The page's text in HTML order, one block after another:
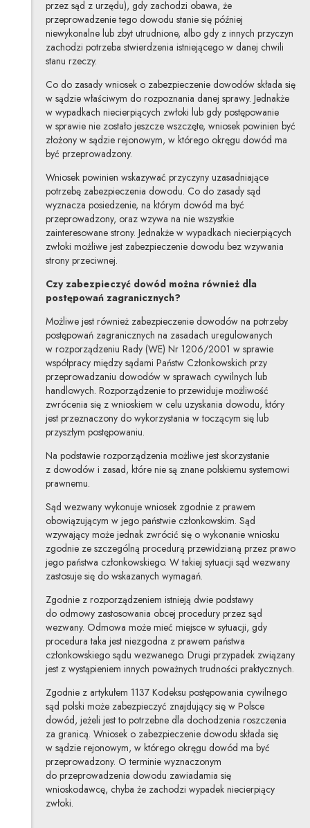
przez sąd z urzędu), gdy zachodzi obawa, że
przeprowadzenie tego dowodu stanie się później
niewykonalne lub zbyt utrudnione, albo gdy z innych przyczyn
zachodzi potrzeba stwierdzenia istniejącego w danej chwili
stanu rzeczy.
Co do zasady wniosek o zabezpieczenie dowodów składa się
w sądzie właściwym do rozpoznania danej sprawy. Jednakże
w wypadkach niecierpiących zwłoki lub gdy postępowanie
w sprawie nie zostało jeszcze wszczęte, wniosek powinien być
złożony w sądzie rejonowym, w którego okręgu dowód ma
być przeprowadzony.
Wniosek powinien wskazywać przyczyny uzasadniające
potrzebę zabezpieczenia dowodu. Co do zasady sąd
wyznacza posiedzenie, na którym dowód ma być
przeprowadzony, oraz wzywa na nie wszystkie
zainteresowane strony. Jednakże w wypadkach niecierpiących
zwłoki możliwe jest zabezpieczenie dowodu bez wzywania
strony przeciwnej.
Czy zabezpieczyć dowód można również dla
postępowań zagranicznych?
Możliwe jest również zabezpieczenie dowodów na potrzeby
postępowań zagranicznych na zasadach uregulowanych
w rozporządzeniu Rady (WE) Nr 1206/2001 w sprawie
współpracy między sądami Państw Członkowskich przy
przeprowadzaniu dowodów w sprawach cywilnych lub
handlowych. Rozporządzenie to przewiduje możliwość
zwrócenia się z wnioskiem w celu uzyskania dowodu, który
jest przeznaczony do wykorzystania w toczącym się lub
przyszłym postępowaniu.
Na podstawie rozporządzenia możliwe jest skorzystanie
z dowodów i zasad, które nie są znane polskiemu systemowi
prawnemu.
Sąd wezwany wykonuje wniosek zgodnie z prawem
obowiązującym w jego państwie członkowskim. Sąd
wzywający może jednak zwrócić się o wykonanie wniosku
zgodnie ze szczególną procedurą przewidzianą przez prawo
jego państwa członkowskiego. W takiej sytuacji sąd wezwany
zastosuje się do wskazanych wymagań.
Zgodnie z rozporządzeniem istnieją dwie podstawy
do odmowy zastosowania obcej procedury przez sąd
wezwany. Odmowa może mieć miejsce w sytuacji, gdy
procedura taka jest niezgodna z prawem państwa
członkowskiego sądu wezwanego. Drugi przypadek związany
jest z wystąpieniem innych poważnych trudności praktycznych.
Zgodnie z artykułem 1137 Kodeksu postępowania cywilnego
sąd polski może zabezpieczyć znajdujący się w Polsce
dowód, jeżeli jest to potrzebne dla dochodzenia roszczenia
za granicą. Wniosek o zabezpieczenie dowodu składa się
w sądzie rejonowym, w którego okręgu dowód ma być
przeprowadzony. O terminie wyznaczonym
do przeprowadzenia dowodu zawiadamia się
wnioskodawcę, chyba że zachodzi wypadek niecierpiący
zwłoki.